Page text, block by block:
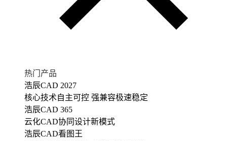
热门产品
浩辰CAD 2027
核心技术自主可控 强兼容极速稳定
浩辰CAD 365
云化CAD协同设计新模式
浩辰CAD看图王